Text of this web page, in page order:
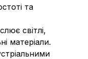
та
світлі,
матеріали.